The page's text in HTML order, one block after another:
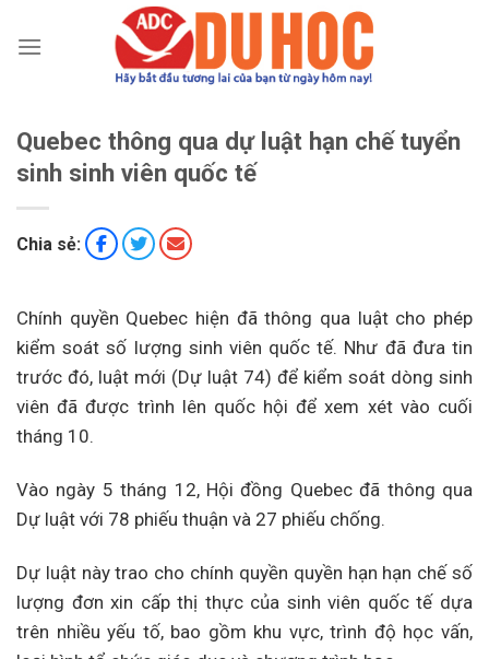
đến
Quebec thông qua dự luật hạn chế tuyển
sinh sinh viên quốc tế
Chia sẻ:
Chính quyền Quebec hiện đã thông qua luật cho phép
kiểm soát số lượng sinh viên quốc tế. Như đã đưa tin
trước đó, luật mới (Dự luật 74) để kiểm soát dòng sinh
viên đã được trình lên quốc hội để xem xét vào cuối
tháng 10.
Vào ngày 5 tháng 12, Hội đồng Quebec đã thông qua
Dự luật với 78 phiếu thuận và 27 phiếu chống.
Dự luật này trao cho chính quyền quyền hạn hạn chế số
lượng đơn xin cấp thị thực của sinh viên quốc tế dựa
trên nhiều yếu tố, bao gồm khu vực, trình độ học vấn,